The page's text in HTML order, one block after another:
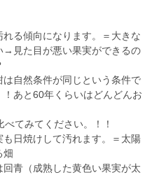
る傾向になります。＝大きな
→見た目が悪い果実ができるの
自然条件が同じという条件で
あと60年くらいはどんどんお
てみてください。！！
日焼けして汚れます。＝太陽
畑
青（成熟した黄色い果実が太